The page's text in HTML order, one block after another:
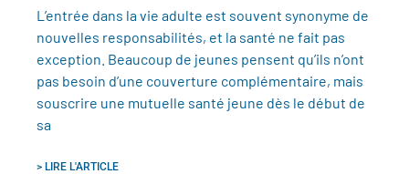
L’entrée dans la vie adulte est souvent synonyme de
nouvelles responsabilités, et la santé ne fait pas
exception. Beaucoup de jeunes pensent qu’ils n’ont
pas besoin d’une couverture complémentaire, mais
souscrire une mutuelle santé jeune dès le début de
sa
> LIRE L'ARTICLE